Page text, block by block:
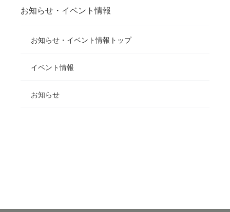
お知らせ・イベント情報
お知らせ・イベント情報トップ
イベント情報
お知らせ